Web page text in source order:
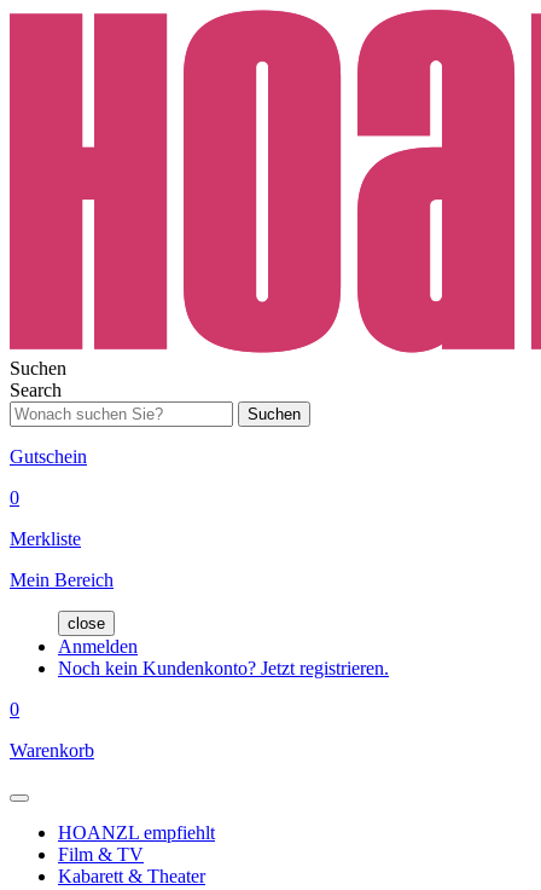
Suchen
Search
Suchen
Gutschein
0
Merkliste
Mein Bereich
close
Anmelden
Noch kein Kundenkonto? Jetzt registrieren.
0
Warenkorb
HOANZL empfiehlt
Film & TV
Kabarett & Theater